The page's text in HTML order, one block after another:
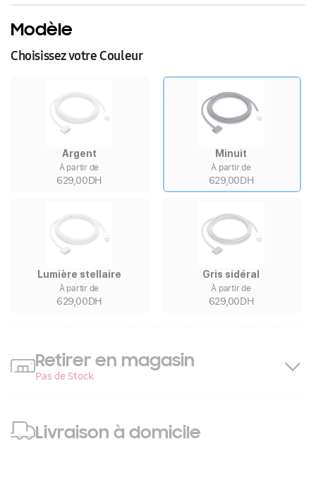
Modèle
Choisissez votre Couleur
Argent
À partir de
629,00DH
Minuit
À partir de
629,00DH
Lumière stellaire
À partir de
629,00DH
Gris sidéral
À partir de
629,00DH
Retirer en magasin
Pas de Stock
Livraison à domicile